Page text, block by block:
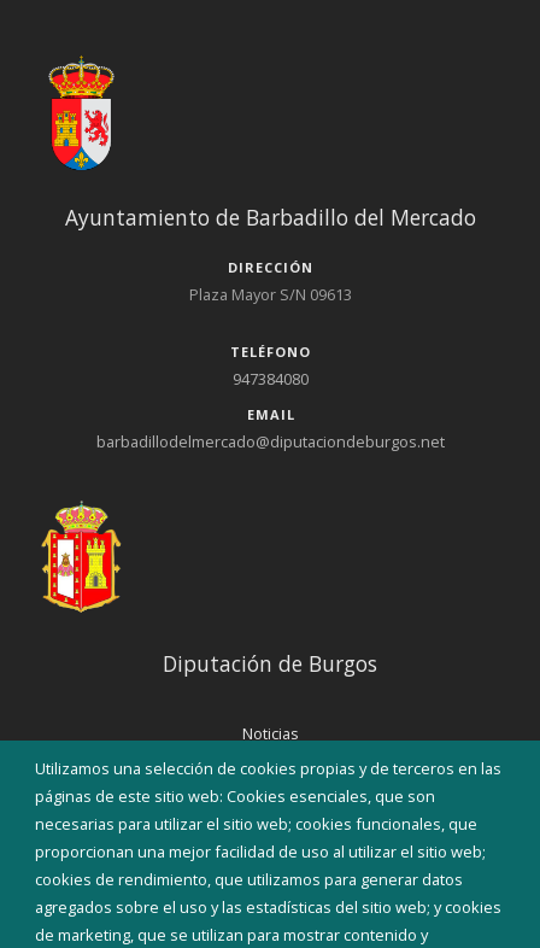
Utilizamos una selección de cookies propias y de terceros en las
páginas de este sitio web: Cookies esenciales, que son
necesarias para utilizar el sitio web; cookies funcionales, que
proporcionan una mejor facilidad de uso al utilizar el sitio web;
cookies de rendimiento, que utilizamos para generar datos
agregados sobre el uso y las estadísticas del sitio web; y cookies
de marketing, que se utilizan para mostrar contenido y
Ayuntamiento de Barbadillo del Mercado
DIRECCIÓN
Plaza Mayor S/N 09613
TELÉFONO
947384080
EMAIL
barbadillodelmercado@diputaciondeburgos.net
Diputación de Burgos
Noticias
Eventos
Corporación Municipal
Teléfonos de interés
INICIAR SESIÓN
MAPA WEB